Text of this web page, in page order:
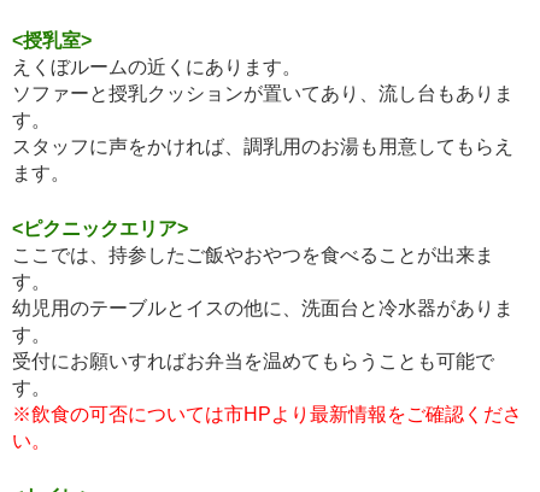
<授乳室>
えくぼルームの近くにあります。
ソファーと授乳クッションが置いてあり、流し台もありま
す。
スタッフに声をかければ、調乳用のお湯も用意してもらえ
ます。
<ピクニックエリア>
ここでは、持参したご飯やおやつを食べることが出来ま
す。
幼児用のテーブルとイスの他に、洗面台と冷水器がありま
す。
受付にお願いすればお弁当を温めてもらうことも可能で
す。
※飲食の可否については市HPより最新情報をご確認くださ
い。